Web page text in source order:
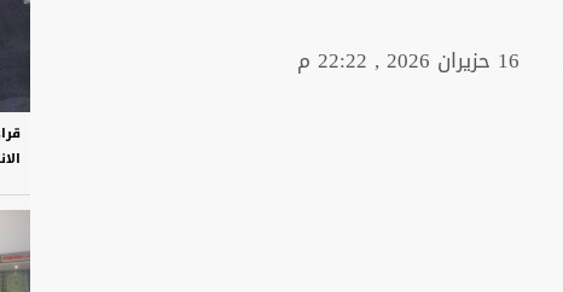
16 حزيران 2026 , 22:22 م